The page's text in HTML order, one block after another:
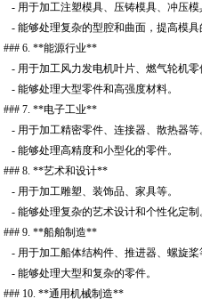
- 用于加工注塑模具、压铸模具、冲压模
- 能够处理复杂的型腔和曲面，提高模具
### 6. **能源行业**
- 用于加工风力发电机叶片、燃气轮机零
- 能够处理大型零件和高强度材料。
### 7. **电子工业**
- 用于加工精密零件、连接器、散热器等
- 能够处理高精度和小型化的零件。
### 8. **艺术和设计**
- 用于加工雕塑、装饰品、家具等。
- 能够处理复杂的艺术设计和个性化定制
### 9. **船舶制造**
- 用于加工船体结构件、推进器、螺旋桨
- 能够处理大型和复杂的零件。
### 10. **通用机械制造**